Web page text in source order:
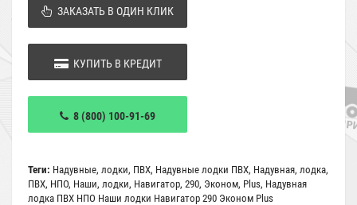
ЗАКАЗАТЬ В ОДИН КЛИК
КУПИТЬ В КРЕДИТ
8 (800) 100-91-69
Теги: Надувные, лодки, ПВХ, Надувные лодки ПВХ, Надувная, лодка,
ПВХ, НПО, Наши, лодки, Навигатор, 290, Эконом, Plus, Надувная
лодка ПВХ НПО Наши лодки Навигатор 290 Эконом Plus